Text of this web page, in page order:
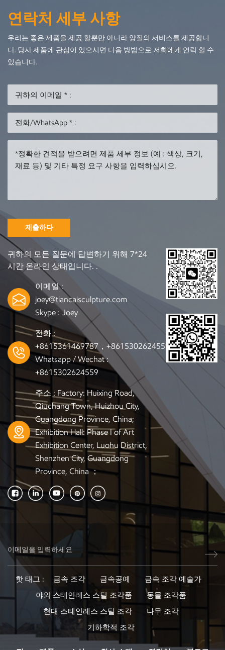
연락처 세부 사항
우리는 좋은 제품을 제공 할뿐만 아니라 양질의 서비스를 제공합니
다. 당사 제품에 관심이 있으시면 다음 방법으로 저희에게 연락 할 수
있습니다.
제출하다
귀하의 모든 질문에 답변하기 위해 7*24
시간 온라인 상태입니다. .
이메일 :
joey@tiancaisculpture.com
Skype :Joey
전화 :
+8615361469787，+8615302624559
Whatsapp / Wechat :
+8615302624559
주소 : Factory: Huixing Road,
Qiuchang Town, Huizhou City,
Guangdong Province, China;
Exhibition Hall: Phase I of Art
Exhibition Center, Luohu District,
Shenzhen City, Guangdong
Province, China ；
핫 태그 : 금속 조각 금속공예
금속 조각 예술가
야외 스테인레스 스틸 조각품
동물 조각품
현대 스테인레스 스틸 조각
나무 조각
기하학적 조각